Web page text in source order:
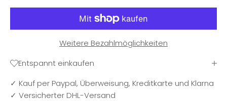
Weitere Bezahlmöglichkeiten
Entspannt einkaufen
✓ Kauf per Paypal, Überweisung, Kreditkarte und Klarna
✓ Versicherter DHL-Versand